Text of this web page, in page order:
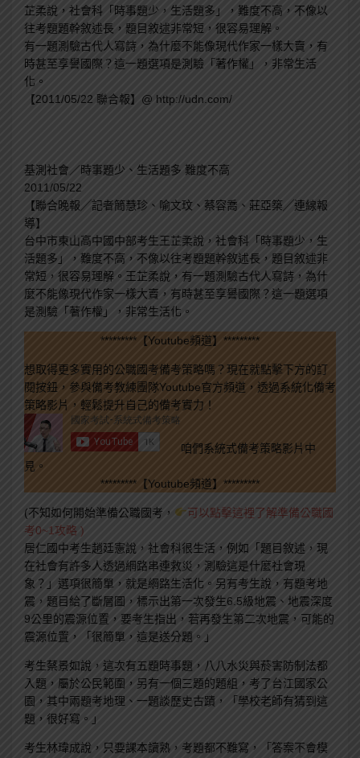
芷柔說，社會科「時事題少，生活題多」，難度不高，不像以
往考題題幹敘述長，題目敘述非常短，很容易理解。
有一題測驗古代人寫詩，為什麼不能像現代作家一樣大賣，有
時甚至享譽國際？這一題選項是測驗「著作權」，非常生活
化。
【2011/05/22 聯合報】@ http://udn.com/
基測社會／時事題少、生活題多 難度不高
2011/05/22
【聯合晚報╱記者簡慧珍、喻文玟、蔡容喬、莊亞築╱連線報
導】
台中市東山高中國中部考生王芷柔說，社會科「時事題少，生
活題多」，難度不高，不像以往考題題幹敘述長，題目敘述非
常短，很容易理解。王芷柔說，有一題測驗古代人寫詩，為什
麼不能像現代作家一樣大賣，有時甚至享譽國際？這一題選項
是測驗「著作權」，非常生活化。
*********【Youtube頻道】*********
想取得更多實用的公職國考備考策略嗎？現在就點擊下方的訂
閱按鈕，參與備考教練團隊Youtube官方頻道，透過系統化備考
策略影片，輕鬆提升自己的備考實力！
咱們系統式備考策略影片中
見。
*********【Youtube頻道】*********
(不知如何開始準備公職國考，
可以點擊這裡了解準備公職國
考0~1攻略 )
居仁國中考生趙廷憲說，社會科很生活，例如「題目敘述，現
在社會有許多人透過網路串連救災，測驗這是什麼社會現
象？」選項很簡單，就是網路生活化。另有考生說，有題考地
震，題目給了斷層圖，標示出第一次發生6.5級地震、地震深度
9公里的震源位置，要考生指出，若再發生第二次地震，可能的
震源位置，「很簡單，這是送分題。」
考生蔡景如說，這次有五題時事題，八八水災與菸害防制法都
入題，屬於公民範圍，另有一個三題的題組，考了台江國家公
園，其中兩題考地理、一題談歷史古蹟，「學校老師有猜到這
題，很好寫。」
考生林瑋成說，只要課本讀熟，考題都不難寫，「答案不會模